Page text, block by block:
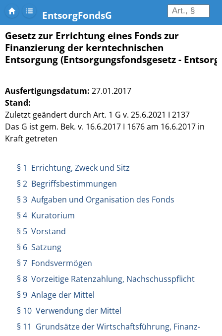
EntsorgFondsG
Gesetz zur Errichtung eines Fonds zur
Finanzierung der kerntechnischen
Entsorgung (Entsorgungsfondsgesetz -
Ausfertigungsdatum: 27.01.2017
Stand:
Zuletzt geändert durch Art. 1 G v. 25.6.2021 I 2137
Das G ist gem. Bek. v. 16.6.2017 I 1676 am 16.6.2017 in
Kraft getreten
§ 1 Errichtung, Zweck und Sitz
§ 2 Begriffsbestimmungen
§ 3 Aufgaben und Organisation des Fonds
§ 4 Kuratorium
§ 5 Vorstand
§ 6 Satzung
§ 7 Fondsvermögen
§ 8 Vorzeitige Ratenzahlung, Nachschusspflicht
§ 9 Anlage der Mittel
§ 10 Verwendung der Mittel
§ 11 Grundsätze der Wirtschaftsführung, Finanz-